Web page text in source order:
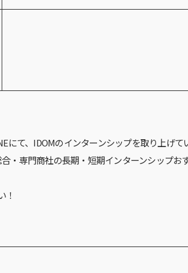
にて、IDOMのインターンシップを取り上げて
合・専門商社の長期・短期インターンシップお
！